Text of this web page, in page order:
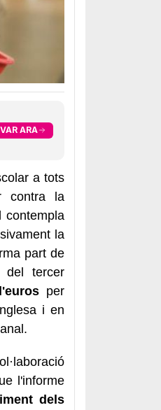
ARA
a tots
contra la
contempla
la
part de
del tercer
per
i en
l'informe
dels